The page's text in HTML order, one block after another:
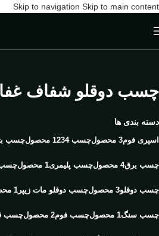
Skip to navigation Skip to main content
چسب دوقلو شفاف
دسته بندی ها
اسپری فوم3 محصول چسب 1234 محصول چسب
چسب برق4 محصول چسب پلیمری1 محصول چسب
چسب دوقلو3 محصول چسب دوقلو مات زیپر 1 محصول
چسب سنگ1 محصول چسب فوم2 محصول چسب